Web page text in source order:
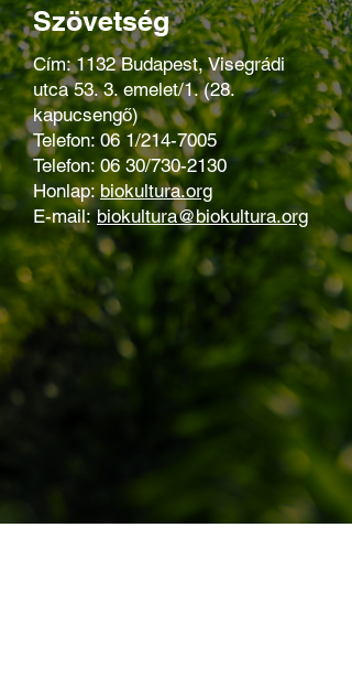
Szövetség
Cím: 1132 Budapest, Visegrádi
utca 53. 3. emelet/1. (28.
kapucsengő)
Telefon: 06 1/214-7005
Telefon: 06 30/730-2130
Honlap:biokultura.org
E-mail:biokultura@biokultura.org